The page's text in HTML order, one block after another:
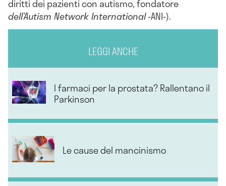
diritti dei pazienti con autismo, fondatore
dell’Autism Network International-ANI-).
LEGGI ANCHE
I farmaci per la prostata? Rallentano il
Parkinson
Le cause del mancinismo